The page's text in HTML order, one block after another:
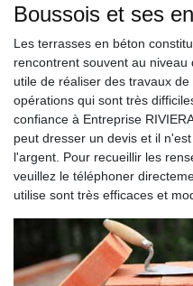
Boussois et ses
Les terrasses en béton
rencontrent souvent au
utile de réaliser des travaux
opérations qui sont très
confiance à Entreprise
peut dresser un devis et il
l'argent. Pour recueillir les
veuillez le téléphoner
utilise sont très efficaces et